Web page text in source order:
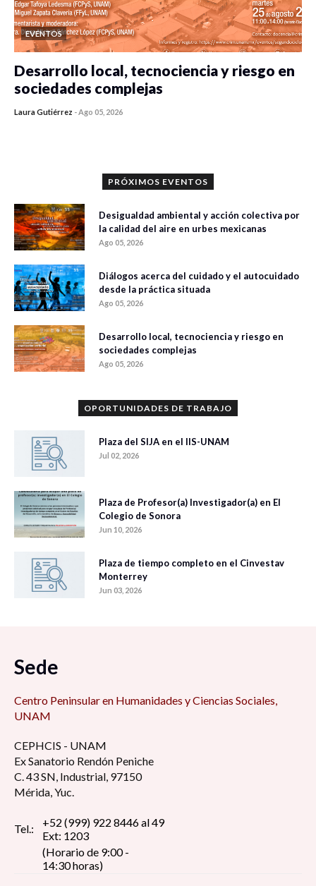
EVENTOS
Desarrollo local, tecnociencia y riesgo en
sociedades complejas
Laura Gutiérrez -Ago 05, 2026
PRÓXIMOS EVENTOS
Desigualdad ambiental y acción colectiva por
la calidad del aire en urbes mexicanas
Ago 05, 2026
Diálogos acerca del cuidado y el autocuidado
desde la práctica situada
Ago 05, 2026
Desarrollo local, tecnociencia y riesgo en
sociedades complejas
Ago 05, 2026
OPORTUNIDADES DE TRABAJO
Plaza del SIJA en el IIS-UNAM
Jul 02, 2026
Plaza de Profesor(a) Investigador(a) en El
Colegio de Sonora
Jun 10, 2026
Plaza de tiempo completo en el Cinvestav
Monterrey
Jun 03, 2026
Sede
Centro Peninsular en Humanidades y Ciencias Sociales,
UNAM
CEPHCIS - UNAM
Ex Sanatorio Rendón Peniche
C. 43 SN, Industrial, 97150
Mérida, Yuc.
Tel.:
+52 (999) 922 8446 al 49
Ext: 1203
(Horario de 9:00 -
14:30 horas)